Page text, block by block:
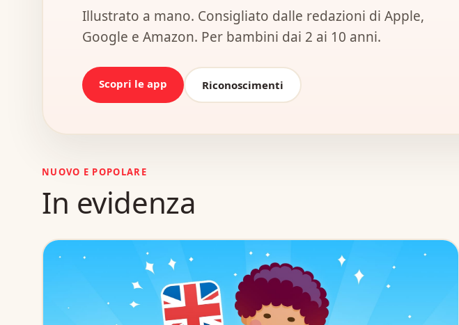
Illustrato a mano. Consigliato dalle redazioni di Apple,
Google e Amazon. Per bambini dai 2 ai 10 anni.
Scopri le app Riconoscimenti
NUOVO E POPOLARE
In evidenza